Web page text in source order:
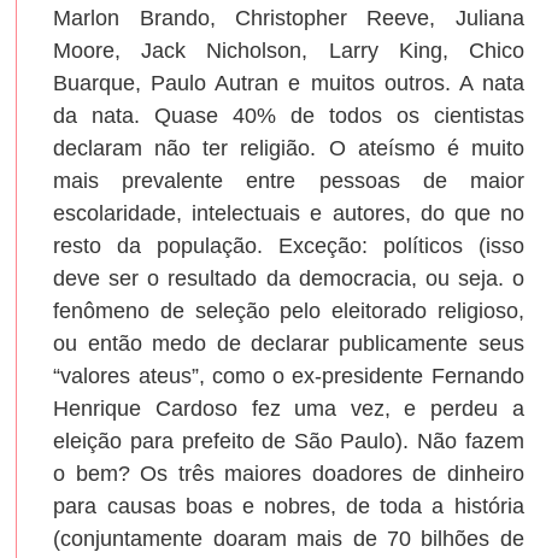
Marlon Brando, Christopher Reeve, Juliana
Moore, Jack Nicholson, Larry King, Chico
Buarque, Paulo Autran e muitos outros. A nata
da nata. Quase 40% de todos os cientistas
declaram não ter religião. O ateísmo é muito
mais prevalente entre pessoas de maior
escolaridade, intelectuais e autores, do que no
resto da população. Exceção: políticos (isso
deve ser o resultado da democracia, ou seja. o
fenômeno de seleção pelo eleitorado religioso,
ou então medo de declarar publicamente seus
“valores ateus”, como o ex-presidente Fernando
Henrique Cardoso fez uma vez, e perdeu a
eleição para prefeito de São Paulo). Não fazem
o bem? Os três maiores doadores de dinheiro
para causas boas e nobres, de toda a história
(conjuntamente doaram mais de 70 bilhões de